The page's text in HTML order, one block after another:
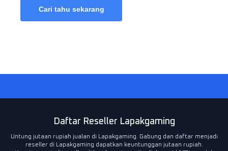
Cari tahu sekarang
Daftar Reseller Lapakgaming
Untung jutaan rupiah jualan di Lapakgaming. Gabung dan daftar menjadi
reseller di Lapakgaming dapatkan keuntunggan jutaan rupiah.